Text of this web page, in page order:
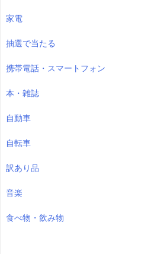
家電
抽選で当たる
携帯電話・スマートフォン
本・雑誌
自動車
自転車
訳あり品
音楽
食べ物・飲み物